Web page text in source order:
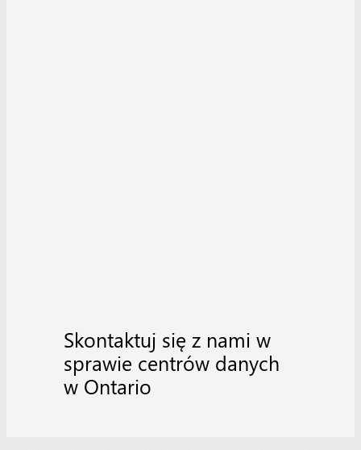
Skontaktuj się z nami w
sprawie centrów danych
w Ontario